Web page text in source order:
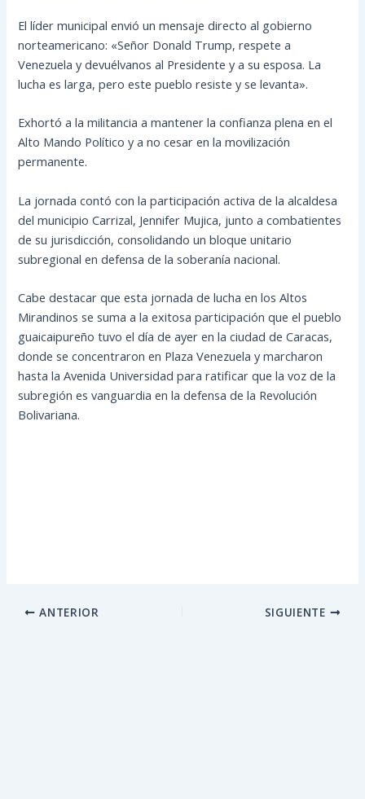
El líder municipal envió un mensaje directo al gobierno
norteamericano: «Señor Donald Trump, respete a
Venezuela y devuélvanos al Presidente y a su esposa. La
lucha es larga, pero este pueblo resiste y se levanta».
Exhortó a la militancia a mantener la confianza plena en el
Alto Mando Político y a no cesar en la movilización
permanente.
La jornada contó con la participación activa de la alcaldesa
del municipio Carrizal, Jennifer Mujica, junto a combatientes
de su jurisdicción, consolidando un bloque unitario
subregional en defensa de la soberanía nacional.
Cabe destacar que esta jornada de lucha en los Altos
Mirandinos se suma a la exitosa participación que el pueblo
guaicaipureño tuvo el día de ayer en la ciudad de Caracas,
donde se concentraron en Plaza Venezuela y marcharon
hasta la Avenida Universidad para ratificar que la voz de la
subregión es vanguardia en la defensa de la Revolución
Bolivariana.
ANTERIOR SIGUIENTE